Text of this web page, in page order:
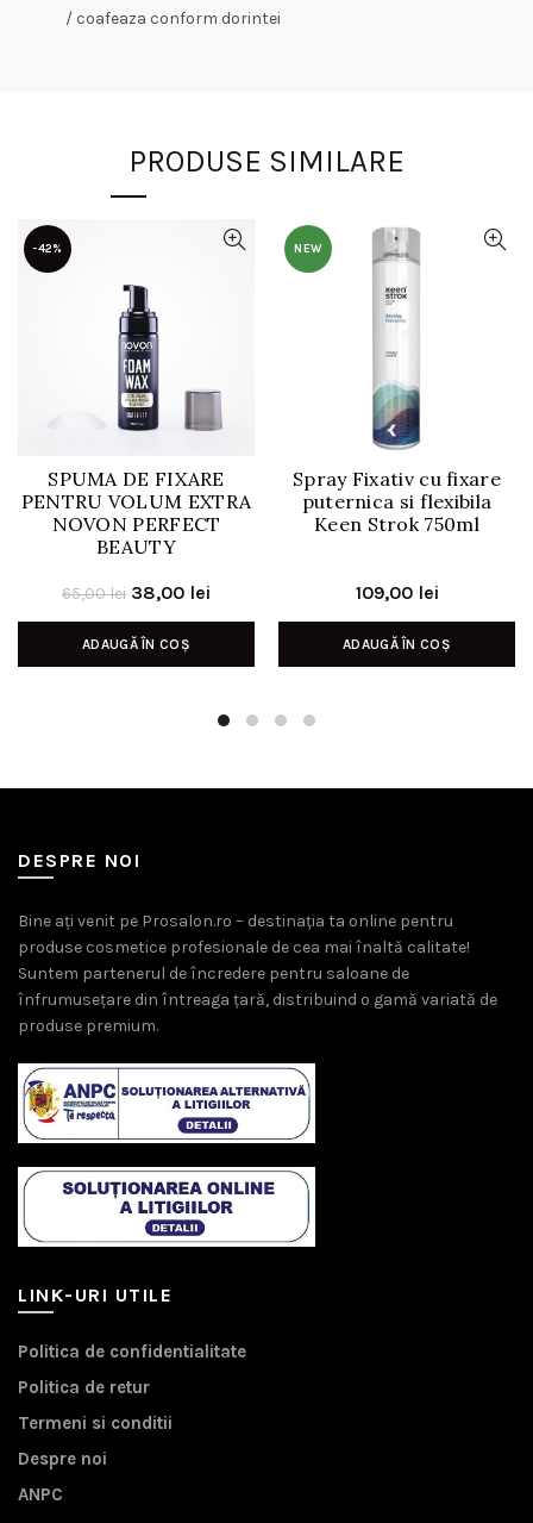
/ coafeaza conform dorintei
PRODUSE SIMILARE
-42%
SPUMA DE FIXARE
PENTRU VOLUM EXTRA
NOVON PERFECT
BEAUTY
65,00lei Prețul
inițial
a
38,00 lei
curent
ADAUGĂ ÎN COȘ
NEW
Spray Fixativ cu fixare
puternica si flexibila
Keen Strok 750ml
109,00 lei
ADAUGĂ ÎN COȘ
DESPRE NOI
Bine ați venit pe Prosalon.ro – destinația ta online pentru
produse cosmetice profesionale de cea mai înaltă calitate!
Suntem partenerul de încredere pentru saloane de
înfrumusețare din întreaga țară, distribuind o gamă variată de
produse premium.
LINK-URI UTILE
Politica de confidentialitate
Politica de retur
Termeni si conditii
Despre noi
ANPC